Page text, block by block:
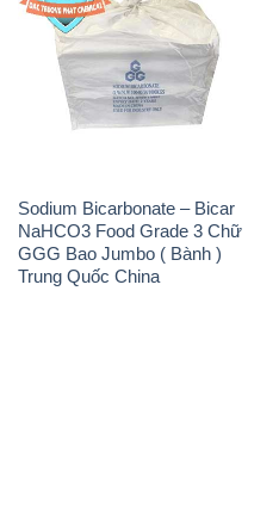
Sodium Bicarbonate – Bicar
NaHCO3 Food Grade 3 Chữ
GGG Bao Jumbo ( Bành )
Trung Quốc China